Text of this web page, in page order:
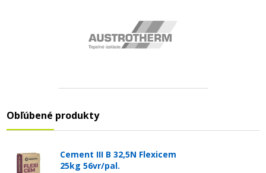
Obľúbené produkty
Cement III B 32,5N Flexicem
25kg 56vr/pal.